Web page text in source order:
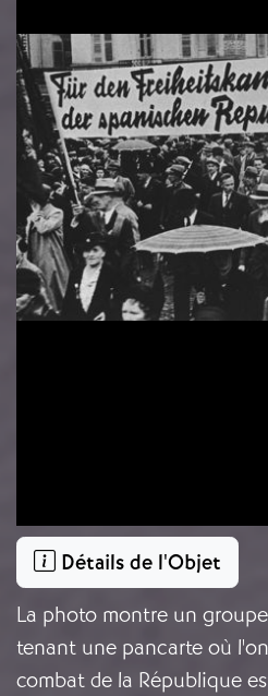
Détails de l'Objet
La photo montre un
tenant une pancarte où
combat de la République